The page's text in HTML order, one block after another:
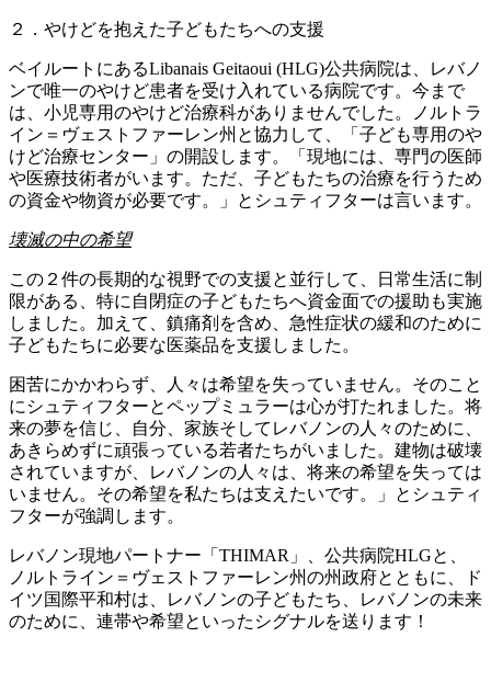
２．やけどを抱えた子どもたちへの支援
ベイルートにあるLibanais Geitaoui (HLG)公共病院は、レバノ
ンで唯一のやけど患者を受け入れている病院です。今まで
は、小児専用のやけど治療科がありませんでした。ノルトラ
イン＝ヴェストファーレン州と協力して、「子ども専用のや
けど治療センター」の開設します。「現地には、専門の医師
や医療技術者がいます。ただ、子どもたちの治療を行うため
の資金や物資が必要です。」とシュティフターは言います。
壊滅の中の希望
この２件の長期的な視野での支援と並行して、日常生活に制
限がある、特に自閉症の子どもたちへ資金面での援助も実施
しました。加えて、鎮痛剤を含め、急性症状の緩和のために
子どもたちに必要な医薬品を支援しました。
困苦にかかわらず、人々は希望を失っていません。そのこと
にシュティフターとペップミュラーは心が打たれました。将
来の夢を信じ、自分、家族そしてレバノンの人々のために、
あきらめずに頑張っている若者たちがいました。建物は破壊
されていますが、レバノンの人々は、将来の希望を失っては
いません。その希望を私たちは支えたいです。」とシュティ
フターが強調します。
レバノン現地パートナー「THIMAR」、公共病院HLGと、
ノルトライン＝ヴェストファーレン州の州政府とともに、ド
イツ国際平和村は、レバノンの子どもたち、レバノンの未来
のために、連帯や希望といったシグナルを送ります！